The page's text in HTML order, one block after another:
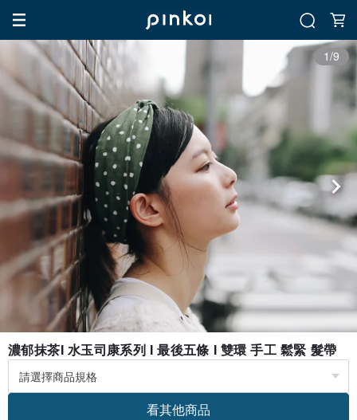
1/9
濃郁抹茶I 水玉司康系列 I 最後五條 I 雙環 手工 鬆緊 髮帶
看其他商品